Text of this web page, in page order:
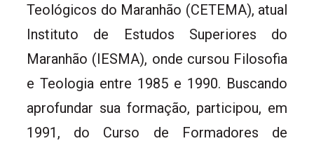
Teológicos do Maranhão (CETEMA), atual
Instituto de Estudos Superiores do
Maranhão (IESMA), onde cursou Filosofia
e Teologia entre 1985 e 1990. Buscando
aprofundar sua formação, participou, em
1991, do Curso de Formadores de